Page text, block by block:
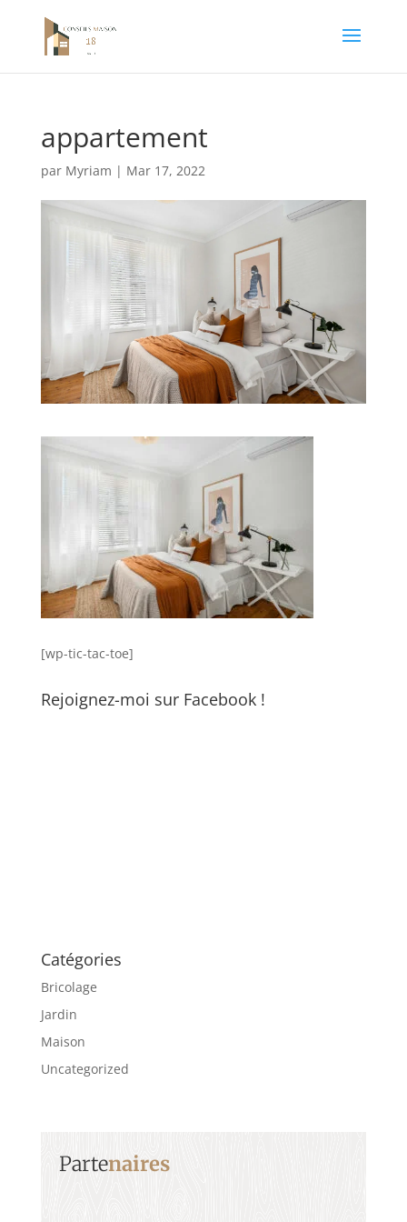
appartement
par Myriam | Mar 17, 2022
[wp-tic-tac-toe]
Rejoignez-moi sur Facebook !
Catégories
Bricolage
Jardin
Maison
Uncategorized
Partenaires